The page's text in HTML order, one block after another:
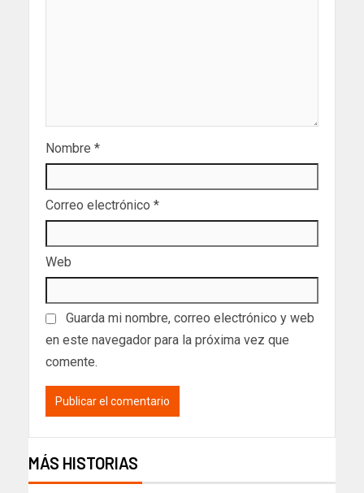
Nombre *
Correo electrónico *
Web
Guarda mi nombre, correo electrónico y web
en este navegador para la próxima vez que
comente.
MÁS HISTORIAS